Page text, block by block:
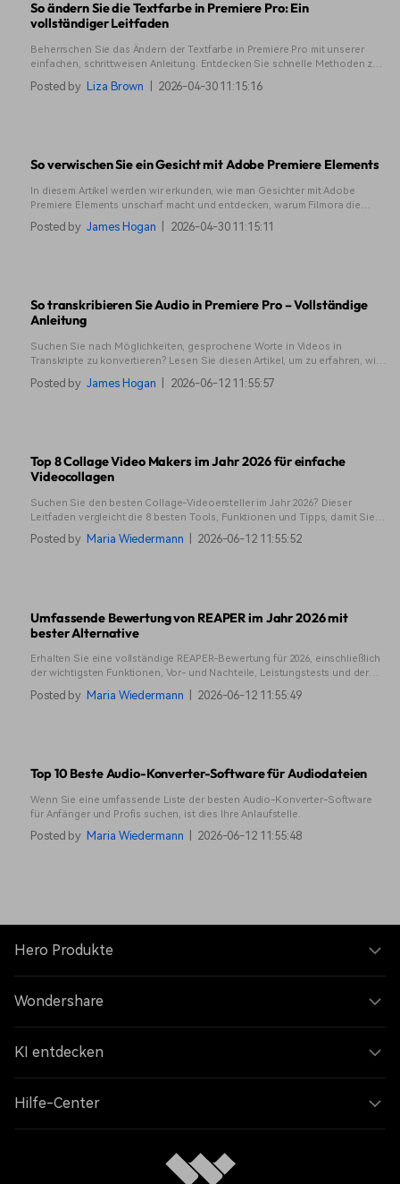
So ändern Sie die Textfarbe in Premiere Pro: Ein
vollständiger Leitfaden
Beherrschen Sie das Ändern der Textfarbe in Premiere Pro mit unserer
einfachen, schrittweisen Anleitung. Entdecken Sie schnelle Methoden zur
Anpassung von Text und erkunden Sie effiziente alternative
Bearbeitungslösungen. Erhalten Sie lebendigen Text für Ihre Videos!
Posted by Liza Brown 2026-04-30 11:15:16
So verwischen Sie ein Gesicht mit Adobe Premiere Elements
In diesem Artikel werden wir erkunden, wie man Gesichter mit Adobe
Premiere Elements unscharf macht und entdecken, warum Filmora die
erste Wahl für einfache, professionelle Videobearbeitung ist.
Posted by James Hogan 2026-04-30 11:15:11
So transkribieren Sie Audio in Premiere Pro – Vollständige
Anleitung
Suchen Sie nach Möglichkeiten, gesprochene Worte in Videos in
Transkripte zu konvertieren? Lesen Sie diesen Artikel, um zu erfahren, wie
Sie die Transkription in Premiere Pro wie ein Profi nutzen können.
Posted by James Hogan 2026-06-12 11:55:57
Top 8 Collage Video Makers im Jahr 2026 für einfache
Videocollagen
Suchen Sie den besten Collage-Videoersteller im Jahr 2026? Dieser
Leitfaden vergleicht die 8 besten Tools, Funktionen und Tipps, damit Sie
schnell auffällige Video-Collagen erstellen können.
Posted by Maria Wiedermann 2026-06-12 11:55:52
Umfassende Bewertung von REAPER im Jahr 2026 mit
bester Alternative
Erhalten Sie eine vollständige REAPER-Bewertung für 2026, einschließlich
der wichtigsten Funktionen, Vor- und Nachteile, Leistungstests und der
besten Alternative für Kreative, die einen schnelleren und einfacheren
Workflow für Audio- und Videobearbeitung benötigen.
Posted by Maria Wiedermann 2026-06-12 11:55:49
Top 10 Beste Audio-Konverter-Software für Audiodateien
Wenn Sie eine umfassende Liste der besten Audio-Konverter-Software
für Anfänger und Profis suchen, ist dies Ihre Anlaufstelle.
Posted by Maria Wiedermann 2026-06-12 11:55:48
Hero Produkte
Wondershare
KI entdecken
Hilfe-Center